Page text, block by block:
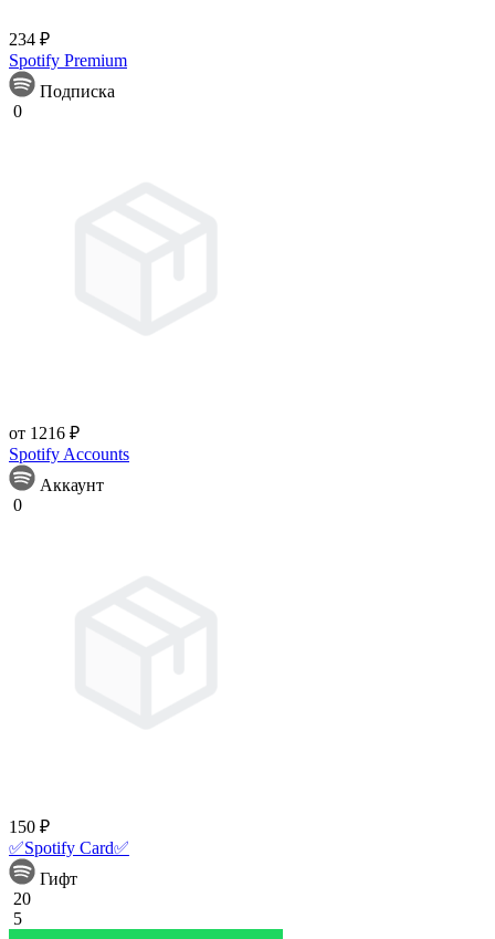
234 ₽
Spotify Premium
Подписка
0
от 1216 ₽
Spotify Accounts
Аккаунт
0
150 ₽
✅Spotify Card✅
Гифт
20
5